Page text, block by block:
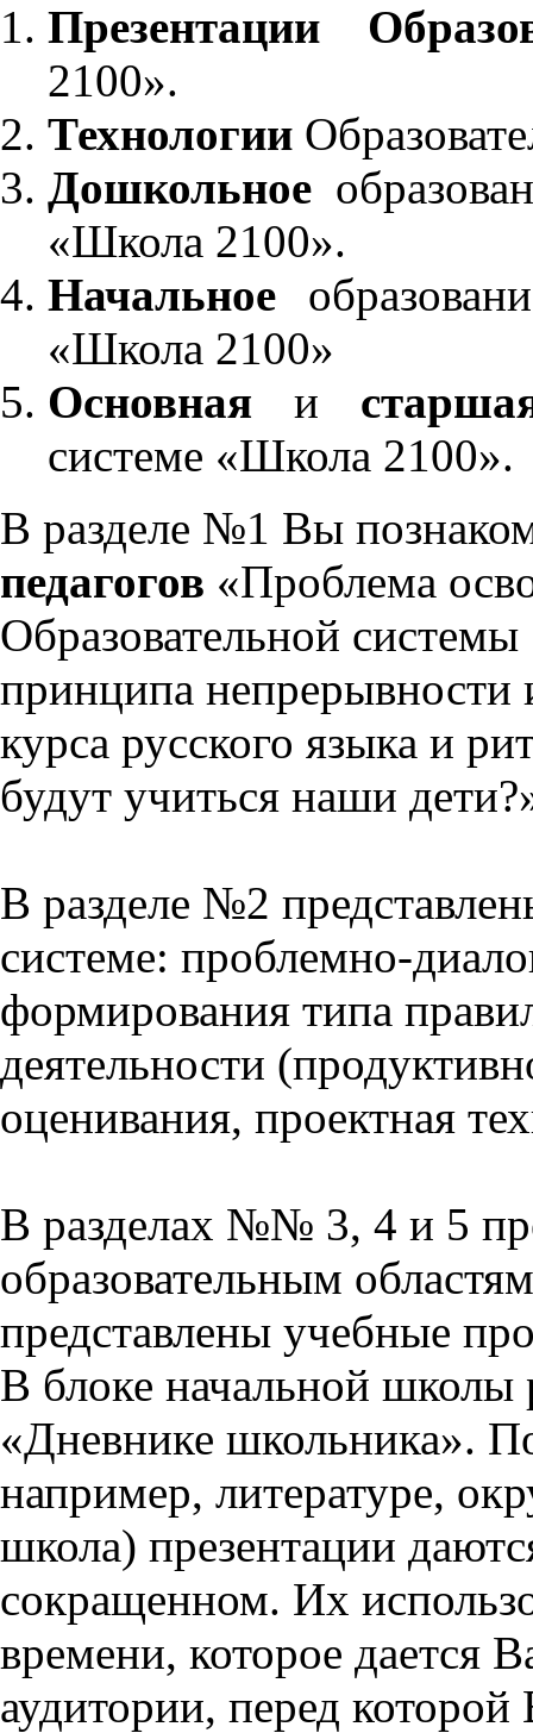
Презентации
2100».
Технологии
Дошкольное
«Школа 2100».
Начальное
«Школа 2100»
Основнаяи
системе «Школа 2100».
В разделе №1 Вы
педагогов «Проблема
Образовательной
принципа непрерывности
курса русского языка и
будут учиться наши
В разделе №2
системе: проблемно-
формирования типа
деятельности
оценивания, проектная
В разделах №№ 3, 4 и 5
образовательным
представлены учебные
В блоке начальной школы
«Дневнике школьника».
например, литературе,
школа) презентации
сокращенном. Их
времени, которое дается
аудитории, перед